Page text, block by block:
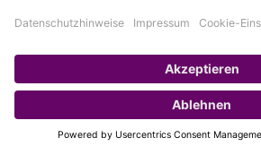
Neue Produkte, Blogbeiträge,
Bleiben Sie auf dem Laufenden
gerne unseren Newsletter: